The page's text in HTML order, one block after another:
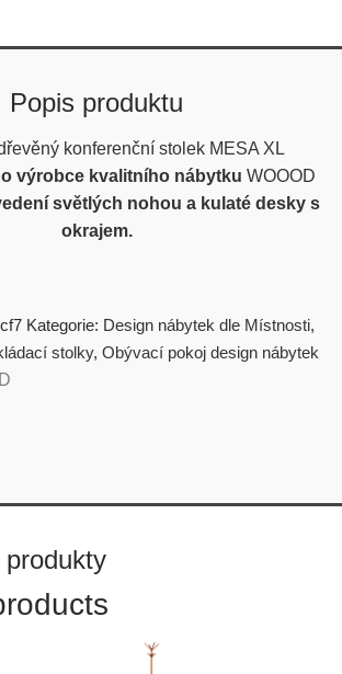
Popis produktu
konferenční stolek MESA XL
výrobce kvalitního nábytku WOOOD
světlých nohou a kulaté desky s
okrajem.
Kategorie: Design nábytek dle Místnosti,
stolky, Obývací pokoj design nábytek